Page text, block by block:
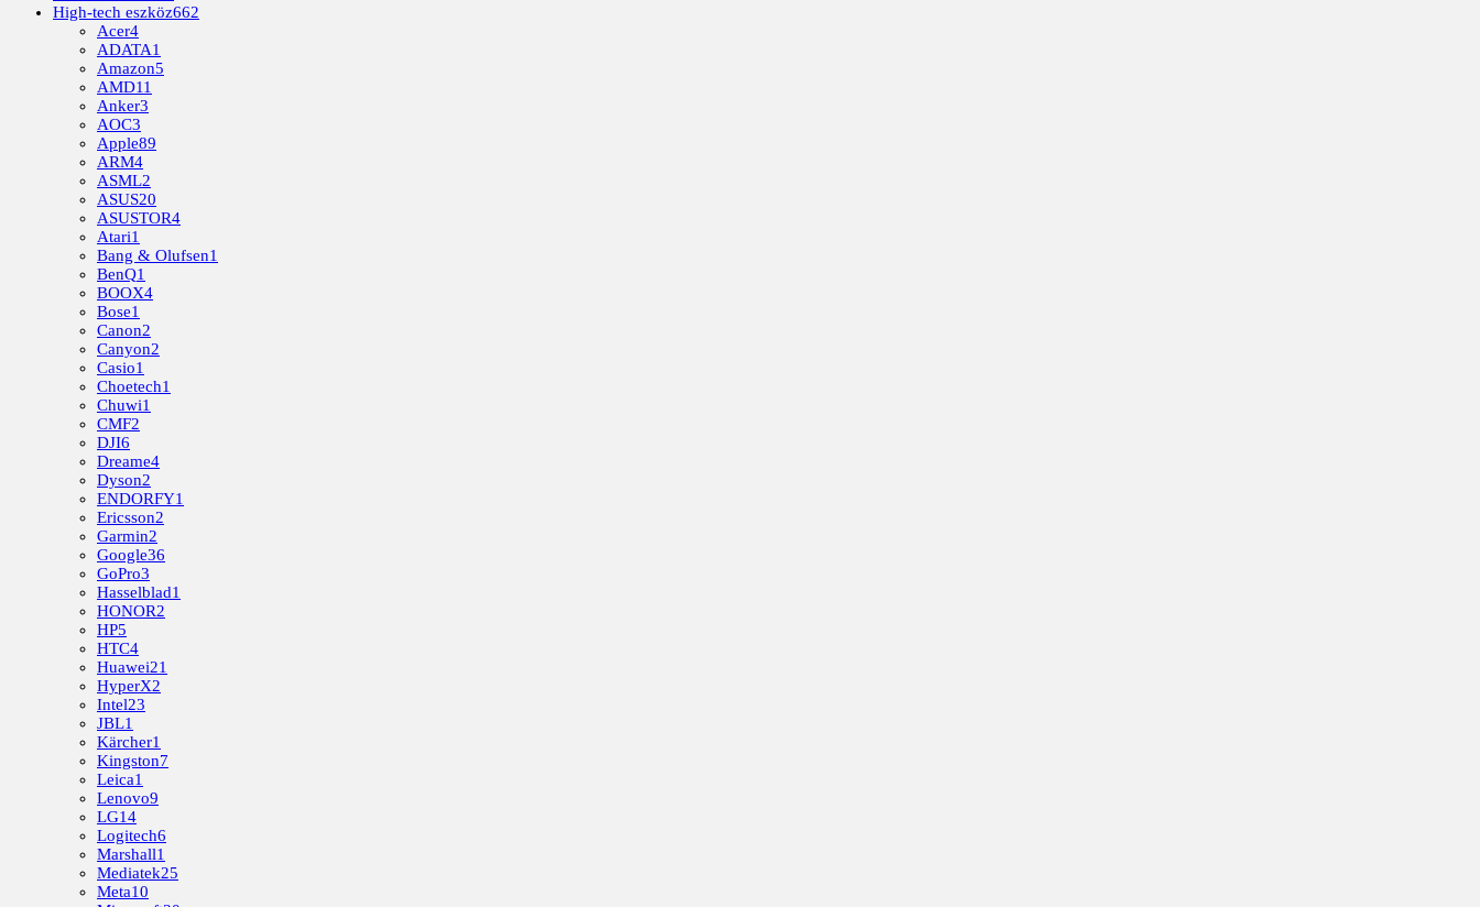
High-tech eszköz662
Acer4
ADATA1
Amazon5
AMD11
Anker3
AOC3
Apple89
ARM4
ASML2
ASUS20
ASUSTOR4
Atari1
Bang & Olufsen1
BenQ1
BOOX4
Bose1
Canon2
Canyon2
Casio1
Choetech1
Chuwi1
CMF2
DJI6
Dreame4
Dyson2
ENDORFY1
Ericsson2
Garmin2
Google36
GoPro3
Hasselblad1
HONOR2
HP5
HTC4
Huawei21
HyperX2
Intel23
JBL1
Kärcher1
Kingston7
Leica1
Lenovo9
LG14
Logitech6
Marshall1
Mediatek25
Meta10